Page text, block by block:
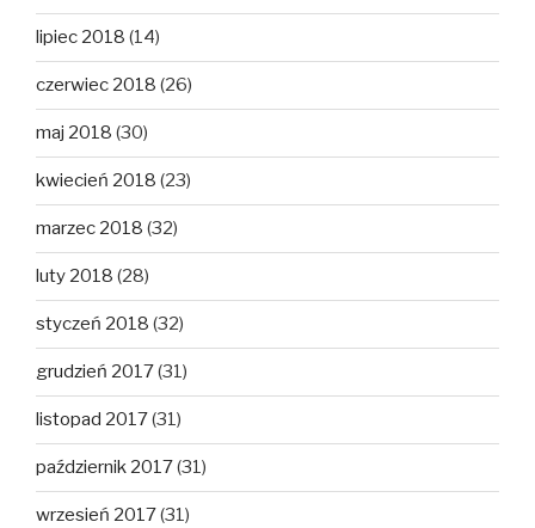
lipiec 2018 (14)
czerwiec 2018 (26)
maj 2018 (30)
kwiecień 2018 (23)
marzec 2018 (32)
luty 2018 (28)
styczeń 2018 (32)
grudzień 2017(31)
listopad 2017(31)
październik 2017(31)
wrzesień 2017(31)